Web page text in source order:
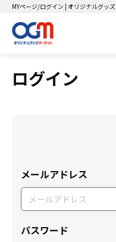
MYページ/ログイン | オリジナルグッ
ログイン
メールアドレス
パスワード